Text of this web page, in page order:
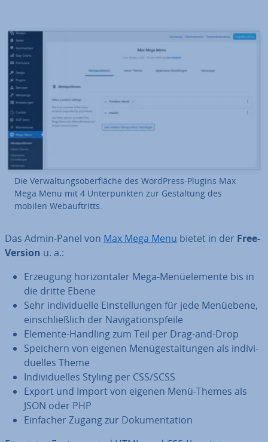
Die Ver­wal­tungs­ober­flä­che des WordPress-Plugins Max
Mega Menu mit 4 Un­ter­punk­ten zur Ge­stal­tung des
mobilen Web­auf­tritts.
Das Admin-Panel von Max Mega Menu bietet in der Free-
Version u. a.:
Erzeugung ho­ri­zon­ta­ler Mega-Me­nü­ele­men­te bis in
die dritte Ebene
Sehr in­di­vi­du­el­le Ein­stel­lun­gen für jede Menüebene,
ein­schließ­lich der Na­vi­ga­ti­ons­pfei­le
Elemente-Handling zum Teil per Drag-and-Drop
Speichern von eigenen Me­nü­ge­stal­tun­gen als in­di­vi­
du­el­les Theme
In­di­vi­du­el­les Styling per CSS/SCSS
Export und Import von eigenen Menü-Themes als
JSON oder PHP
Einfacher Zugang zur Do­ku­men­ta­ti­on